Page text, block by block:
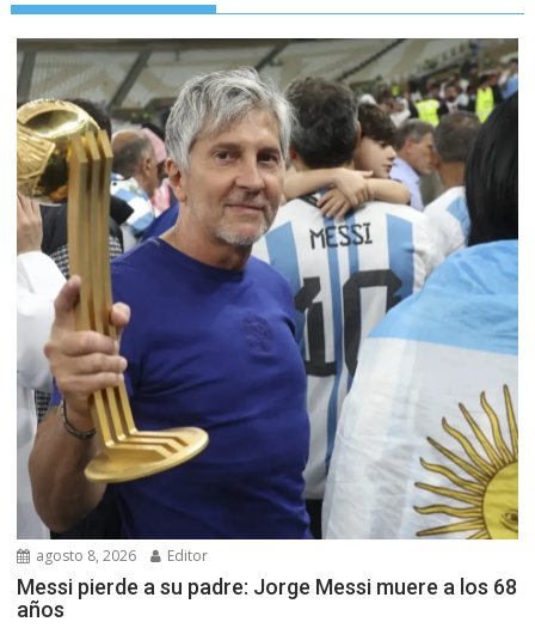
agosto 8, 2026 Editor
Messi pierde a su padre: Jorge Messi muere a los 68
años